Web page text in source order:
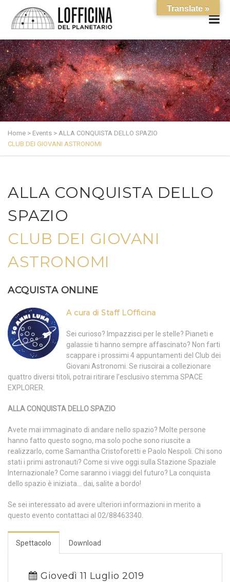
Home > Events > ALLA CONQUISTA DELLO SPAZIO
CLUB DEI GIOVANI ASTRONOMI
ALLA CONQUISTA DELLO
SPAZIO
CLUB DEI GIOVANI
ASTRONOMI
ACQUISTA ONLINE
A cura di Staff LOfficina
Sei curioso? Impazzisci per le stelle? Pianeti e
galassie ti hanno sempre affascinato? Non farti
scappare i prossimi 4 appuntamenti del Club dei
Giovani Astronomi. Se riuscirai a collezionare
quattro diversi titoli, potrai ritirare l’esclusivo stemma SPACE
EXPLORER.
ALLA CONQUISTA DELLO SPAZIO
Avete mai immaginato di andare nello spazio? Molte persone
hanno fatto questo sogno, ma solo poche sono riuscite a
realizzarlo, come Samantha Cristoforetti e Paolo Nespoli. Chi sono
stati i primi astronauti? Come si vive oggi sulla Stazione Spaziale
Internazionale? Come saranno i viaggi del futuro? La conquista
dello spazio è iniziata… dai, salite a bordo!
Se sei interessato ad avere ulteriori informazioni in merito a
questo evento contattaci al 02/88463340.
Spettacolo Download
Giovedì 11 Luglio 2019
Translate »